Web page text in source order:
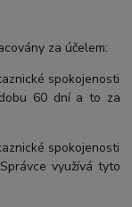
za účelem:
spokojenosti
60 dnía to za
spokojenosti
využívá tyto